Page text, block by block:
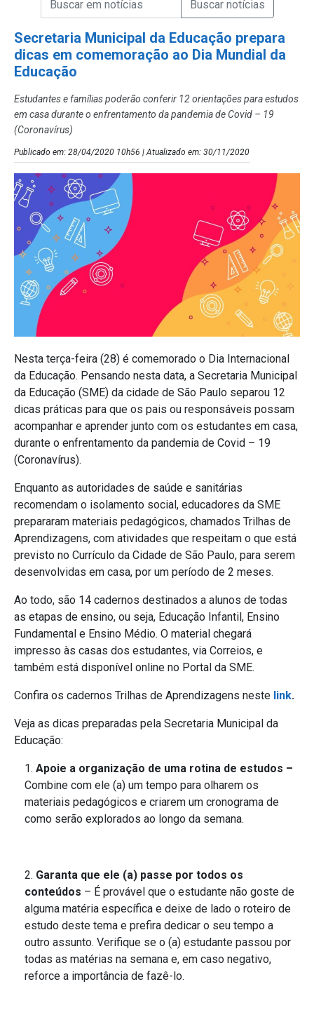
Secretaria Municipal da Educação prepara
dicas em comemoração ao Dia Mundial da
Educação
Estudantes e famílias poderão conferir 12 orientações para estudos
em casa durante o enfrentamento da pandemia de Covid – 19
(Coronavírus)
Publicado em: 28/04/2020 10h56 | Atualizado em: 30/11/2020
Nesta terça-feira (28) é comemorado o Dia Internacional
da Educação. Pensando nesta data, a Secretaria Municipal
da Educação (SME) da cidade de São Paulo separou 12
dicas práticas para que os pais ou responsáveis possam
acompanhar e aprender junto com os estudantes em casa,
durante o enfrentamento da pandemia de Covid – 19
(Coronavírus).
Enquanto as autoridades de saúde e sanitárias
recomendam o isolamento social, educadores da SME
prepararam materiais pedagógicos, chamados Trilhas de
Aprendizagens, com atividades que respeitam o que está
previsto no Currículo da Cidade de São Paulo, para serem
desenvolvidas em casa, por um período de 2 meses.
Ao todo, são 14 cadernos destinados a alunos de todas
as etapas de ensino, ou seja, Educação Infantil, Ensino
Fundamental e Ensino Médio. O material chegará
impresso às casas dos estudantes, via Correios, e
também está disponível online no Portal da SME.
Confira os cadernos Trilhas de Aprendizagens neste link.
Veja as dicas preparadas pela Secretaria Municipal da
Educação:
Apoie a organização de uma rotina de estudos –
Combine com ele (a) um tempo para olharem os
materiais pedagógicos e criarem um cronograma de
como serão explorados ao longo da semana.
Garanta que ele (a) passe por todos os
conteúdos – É provável que o estudante não goste de
alguma matéria específica e deixe de lado o roteiro de
estudo deste tema e prefira dedicar o seu tempo a
outro assunto. Verifique se o (a) estudante passou por
todas as matérias na semana e, em caso negativo,
reforce a importância de fazê-lo.